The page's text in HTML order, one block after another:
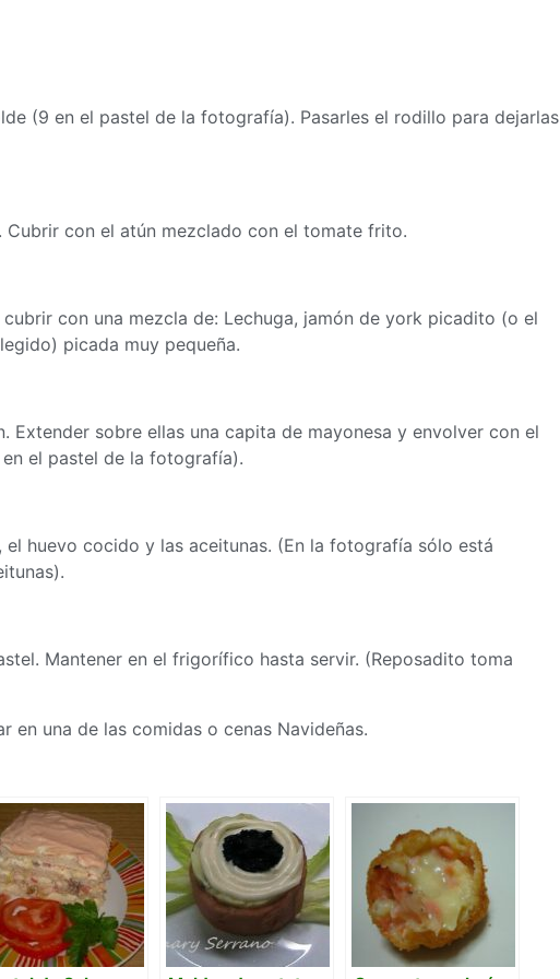
(9 en el pastel de la fotografía). Pasarles el rodillo para dejarlas
con el atún mezclado con el tomate frito.
con una mezcla de: Lechuga, jamón de york picadito (o el
picada muy pequeña.
Extender sobre ellas una capita de mayonesa y envolver con el
el pastel de la fotografía).
huevo cocido y las aceitunas. (En la fotografía sólo está
Mantener en el frigorífico hasta servir. (Reposadito toma
una de las comidas o cenas Navideñas.